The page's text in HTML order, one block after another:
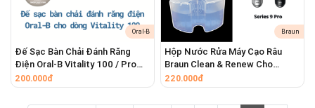
Oral-B
Đế Sạc Bàn Chải Đánh Răng
Điện Oral-B Vitality 100 / Pro
100
200.000đ
Braun
Hộp Nước Rửa Máy Cạo Râu
Braun Clean & Renew Cho
Series 9 Pro
220.000đ